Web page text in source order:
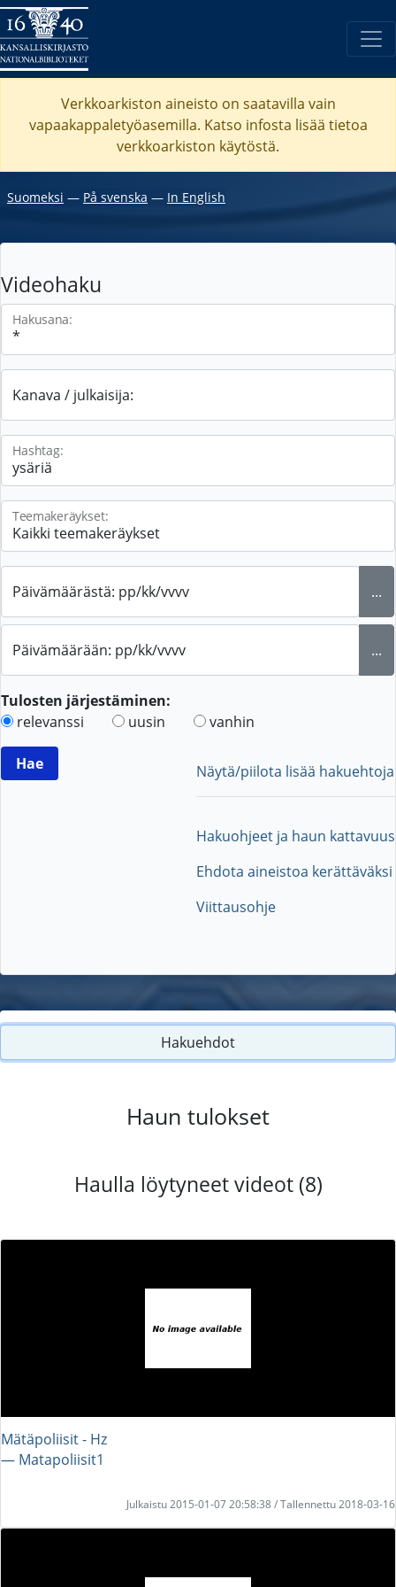
Verkkoarkiston aineisto on saatavilla vain
vapaakappaletyöasemilla. Katso infosta lisää tietoa
verkkoarkiston käytöstä.
Suomeksi ― På svenska ― In English
Videohaku
Hakusana:
Kanava / julkaisija:
Hashtag:
Teemakeräykset:
Päivämäärästä: pp/kk/vvvv ...
Päivämäärään: pp/kk/vvvv ...
Tulosten järjestäminen:
relevanssi
uusin vanhin
Näytä/piilota lisää hakuehtoja
Hakuohjeet ja haun kattavuus
Ehdota aineistoa kerättäväksi
Viittausohje
Hakuehdot
Haun tulokset
Haulla löytyneet videot (8)
Mätäpoliisit - Hz
― Matapoliisit1
Julkaistu 2015-01-07 20:58:38 / Tallennettu 2018-03-16